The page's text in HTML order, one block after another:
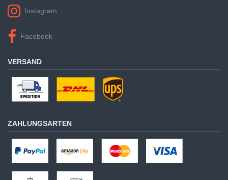
Instagram
Facebook
VERSAND
ZAHLUNGSARTEN